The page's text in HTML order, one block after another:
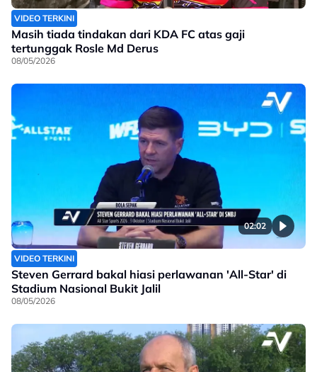
VIDEO TERKINI
Masih tiada tindakan dari KDA FC atas gaji
tertunggak Rosle Md Derus
08/05/2026
02:02
VIDEO TERKINI
Steven Gerrard bakal hiasi perlawanan 'All-Star' di
Stadium Nasional Bukit Jalil
08/05/2026